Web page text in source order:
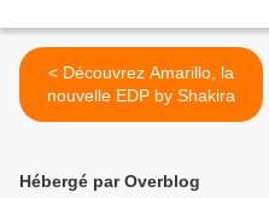
< Découvrez Amarillo, la
nouvelle EDP by Shakira
Hébergé par Overblog